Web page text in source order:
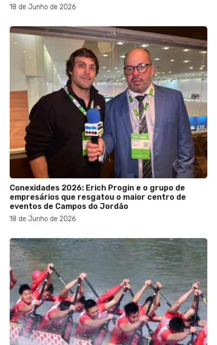
18 de Junho de 2026
Conexidades 2026: Erich Progin e o grupo de
empresários que resgatou o maior centro de
eventos de Campos do Jordão
18 de Junho de 2026